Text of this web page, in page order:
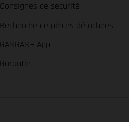
Consignes de sécurité
Recherche de pièces détachées
GASGAS+ App
Garantie